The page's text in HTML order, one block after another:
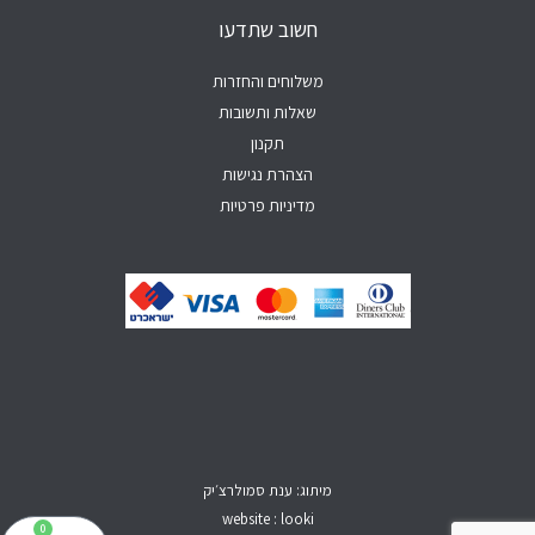
0
חשוב שתדעו
משלוחים והחזרות
שאלות ותשובות
תקנון
הצהרת נגישות
מדיניות פרטיות
מיתוג: ענת סמולרצ׳יק
website : looki